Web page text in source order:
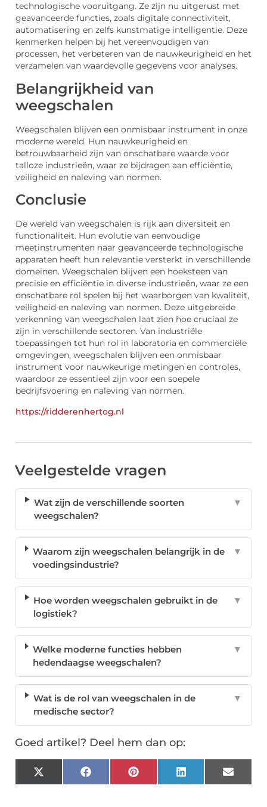
technologische vooruitgang. Ze zijn nu uitgerust met
geavanceerde functies, zoals digitale connectiviteit,
automatisering en zelfs kunstmatige intelligentie. Deze
kenmerken helpen bij het vereenvoudigen van
processen, het verbeteren van de nauwkeurigheid en het
verzamelen van waardevolle gegevens voor analyses.
Belangrijkheid van
weegschalen
Weegschalen blijven een onmisbaar instrument in onze
moderne wereld. Hun nauwkeurigheid en
betrouwbaarheid zijn van onschatbare waarde voor
talloze industrieën, waar ze bijdragen aan efficiëntie,
veiligheid en naleving van normen.
Conclusie
De wereld van weegschalen is rijk aan diversiteit en
functionaliteit. Hun evolutie van eenvoudige
meetinstrumenten naar geavanceerde technologische
apparaten heeft hun relevantie versterkt in verschillende
domeinen. Weegschalen blijven een hoeksteen van
precisie en efficiëntie in diverse industrieën, waar ze een
onschatbare rol spelen bij het waarborgen van kwaliteit,
veiligheid en naleving van normen. Deze uitgebreide
verkenning van weegschalen laat zien hoe cruciaal ze
zijn in verschillende sectoren. Van industriële
toepassingen tot hun rol in laboratoria en commerciële
omgevingen, weegschalen blijven een onmisbaar
instrument voor nauwkeurige metingen en controles,
waardoor ze essentieel zijn voor een soepele
bedrijfsvoering en naleving van normen.
https://ridderenhertog.nl
Veelgestelde vragen
Wat zijn de verschillende soorten
weegschalen?
▼
Waarom zijn weegschalen belangrijk in de
voedingsindustrie?
▼
Hoe worden weegschalen gebruikt in de
logistiek?
▼
Welke moderne functies hebben
hedendaagse weegschalen?
▼
Wat is de rol van weegschalen in de
medische sector?
▼
Goed artikel? Deel hem dan op:
X
(Twitter)
FacebookPinterest LinkedIn Email